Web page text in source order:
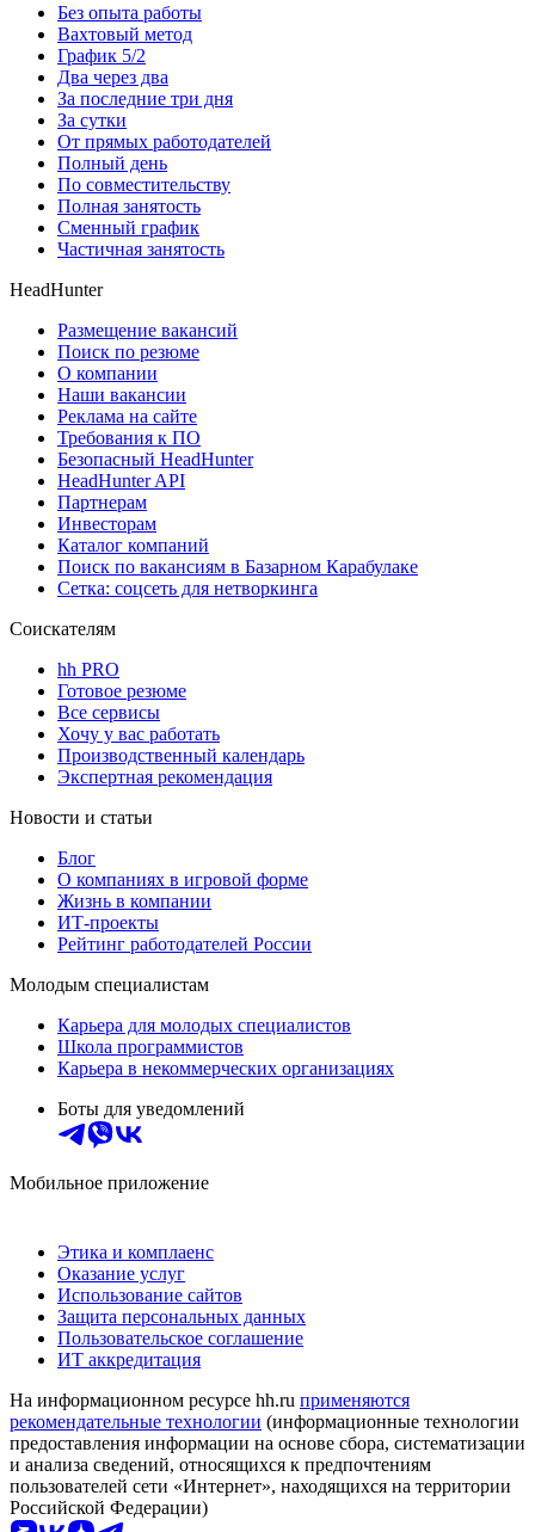
Без опыта работы
Вахтовый метод
График 5/2
Два через два
За последние три дня
За сутки
От прямых работодателей
Полный день
По совместительству
Полная занятость
Сменный график
Частичная занятость
HeadHunter
Размещение вакансий
Поиск по резюме
О компании
Наши вакансии
Реклама на сайте
Требования к ПО
Безопасный HeadHunter
HeadHunter API
Партнерам
Инвесторам
Каталог компаний
Поиск по вакансиям в Базарном Карабулаке
Сетка: соцсеть для нетворкинга
Соискателям
hh PRO
Готовое резюме
Все сервисы
Хочу у вас работать
Производственный календарь
Экспертная рекомендация
Новости и статьи
Блог
О компаниях в игровой форме
Жизнь в компании
ИТ-проекты
Рейтинг работодателей России
Молодым специалистам
Карьера для молодых специалистов
Школа программистов
Карьера в некоммерческих организациях
Боты для уведомлений
Мобильное приложение
Этика и комплаенс
Оказание услуг
Использование сайтов
Защита персональных данных
Пользовательское соглашение
ИТ аккредитация
На информационном ресурсе hh.ru применяются
рекомендательные технологии (информационные технологии
предоставления информации на основе сбора, систематизации
и анализа сведений, относящихся к предпочтениям
пользователей сети «Интернет», находящихся на территории
Российской Федерации)